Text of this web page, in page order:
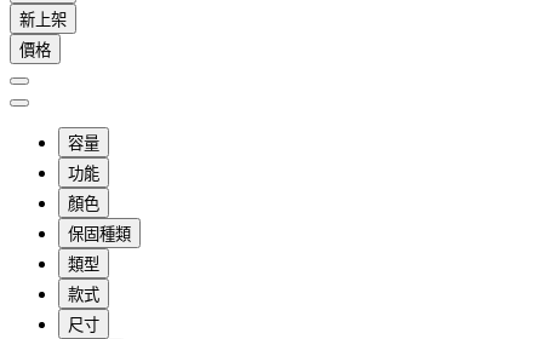
新上架
價格
容量
功能
顏色
保固種類
類型
款式
尺寸